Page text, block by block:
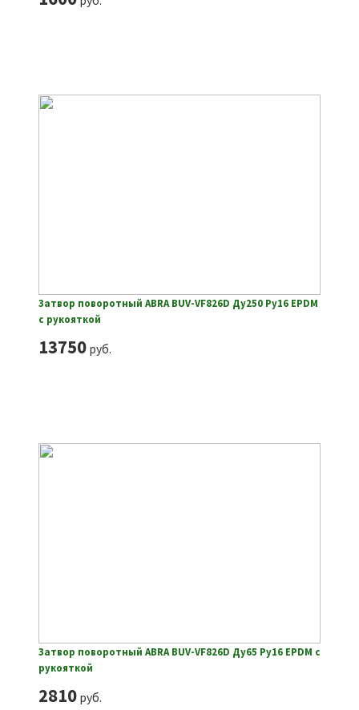
Затвор поворотный ABRA BUV-VF826D Ду250 Ру16 EPDM
с рукояткой
13750руб.
Затвор поворотный ABRA BUV-VF826D Ду65 Ру16 EPDM с
рукояткой
2810руб.